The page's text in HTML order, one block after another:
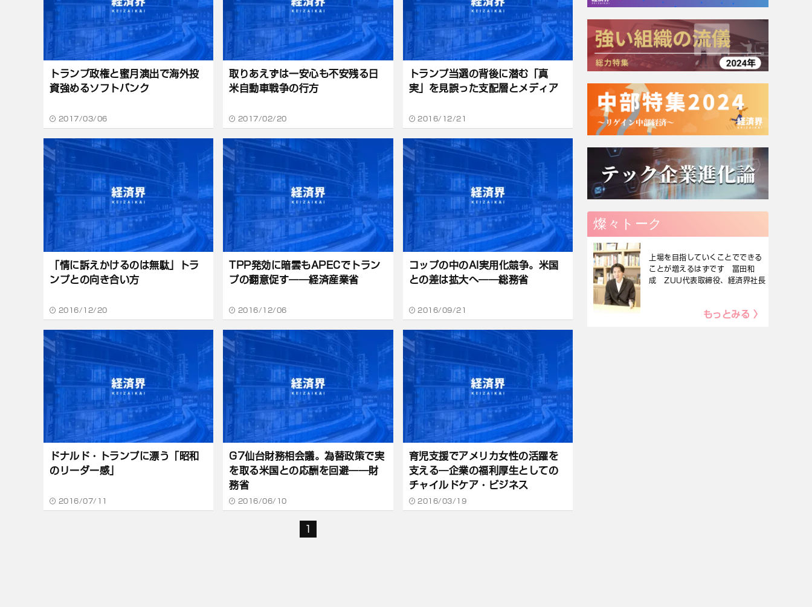
トランプ政権と蜜月演出で海外投
資強めるソフトバンク
2017/03/06
取りあえずは一安心も不安残る日
米自動車戦争の行方
2017/02/20
トランプ当選の背後に潜む「真
実」を見誤った支配層とメディア
2016/12/21
「情に訴えかけるのは無駄」トラ
ンプとの向き合い方
2016/12/20
TPP発効に暗雲もAPECでトラン
プの翻意促す――経済産業省
2016/12/06
コップの中のAI実用化競争。米国
との差は拡大へ――総務省
2016/09/21
ドナルド・トランプに漂う「昭和
のリーダー感」
2016/07/11
G7仙台財務相会議。為替政策で実
を取る米国との応酬を回避――財
務省
2016/06/10
育児支援でアメリカ女性の活躍を
支える―企業の福利厚生としての
チャイルドケア・ビジネス
2016/03/19
1
燦々トーク
上場を目指していくことでできる
ことが増えるはずです 冨田和
成 ZUU代表取締役、経済界社長
もっとみる 〉